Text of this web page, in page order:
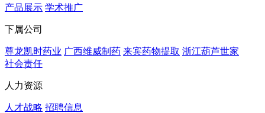
产品展示 学术推广
下属公司
尊龙凯时药业 广西维威制药 来宾药物提取 浙江葫芦世家
社会责任
人力资源
人才战略 招聘信息